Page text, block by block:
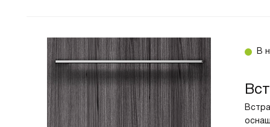
Код: 2066755
Встраиваемая посудомоечная машина Asko
DFI544H/1 оснащена множеством современных
систем. 9Spray™ и Super Cleaning System™
обеспечивают быстрое и эффеквивное
удаление загрязнений. Система
ID товара в Б24 Установка
В